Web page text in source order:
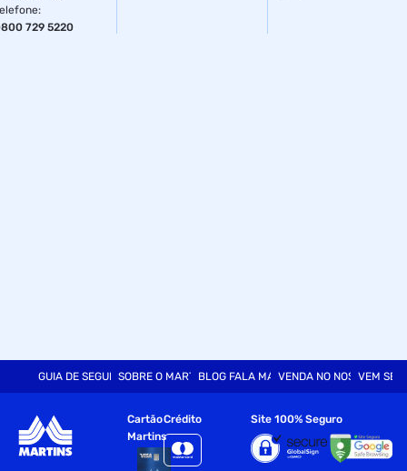
:
729 5220
GUIA DE SEGURANÇASOBRE O MARTINSBLOG FALA MARTVENDA NO NOSSO SITE
VEM SER
Cartão
Martins
Crédito Site 100% Seguro